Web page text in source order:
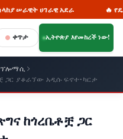
አደራ 🔥 የዴሞክራሲ
ቀጥታ ኢትዮጵያ እየመከረች ነው!
ጋር ያቆራኘው አዲሱ ፍኖተ-ካርታ
ከጎረቤቶቿ ጋር